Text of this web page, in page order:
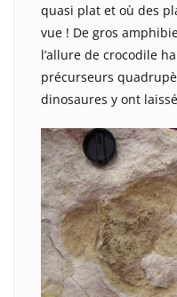
quasi plat et où des
vue ! De gros
l’allure de crocodile
précurseurs
dinosaures y ont